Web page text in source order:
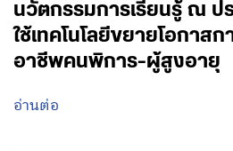
นวัตกรรมการเรียนรู้ ณ ปร
ใช้เทคโนโลยีขยายโอกาส
อาชีพคนพิการ-ผู้สูงอายุ
อ่านต่อ